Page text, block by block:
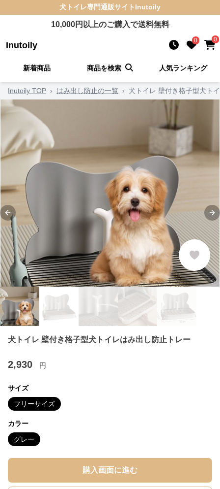
犬トイレ専門通販サイト Inutoily
10,000円以上のご購入で送料無料
Inutoily 0 0
新着商品 商品を検索 人気ランキング
Inutoily TOP › はみ出し防止の一覧 › 犬トイレ 壁付き格子型犬ト
Previous slide
犬トイレ 壁付き格子型犬トイレはみ出し防止トレー
2,930 円
サイズ
フリーサイズ
カラー
グレー
購入画面に進む